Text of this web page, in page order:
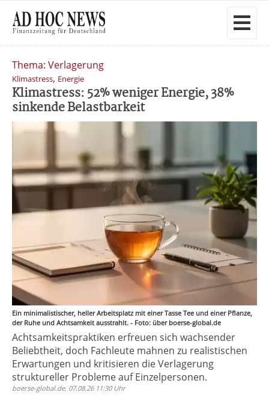
Thema: Verlagerung
Klimastress, Energie
Klimastress: 52% weniger Energie, 38%
sinkende Belastbarkeit
Ein minimalistischer, heller Arbeitsplatz mit einer Tasse Tee und einer Pflanze,
der Ruhe und Achtsamkeit ausstrahlt. - Foto: über boerse-global.de
Achtsamkeitspraktiken erfreuen sich wachsender
Beliebtheit, doch Fachleute mahnen zu realistischen
Erwartungen und kritisieren die Verlagerung
struktureller Probleme auf Einzelpersonen.
boerse-global.de, 07.08.26 11:30 Uhr